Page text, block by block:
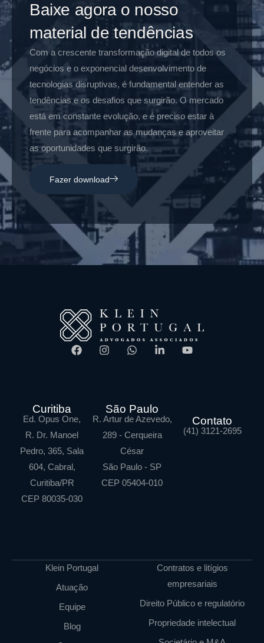
Baixe agora o nosso
material de tendências
Com a crescente transformação digital de todos os
negócios e o exponencial desenvolvimento de
tecnologias disruptivas, é fundamental entender as
tendências e os desafios que surgirão. O mercado
está em constante evolução, e é preciso estar à
frente para acompanhar as mudanças e aproveitar
as oportunidades que surgirão.
Fazer download
Curitiba
Ed. Opus One,
R. Dr. Manoel
Pedro, 365, Sala
604, Cabral,
Curitiba/PR
CEP 80035-030
São Paulo
R. Artur de Azevedo,
289 - Cerqueira
César
São Paulo - SP
CEP 05404-010
Contato
(41) 3121-2695
Klein Portugal
Atuação
Equipe
Blog
Contratos e litígios
empresariais
Direito Público e regulatório
Propriedade intelectual